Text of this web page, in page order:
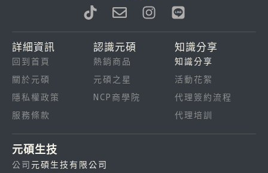
T
i
k
t
o
k
E
n
v
e
l
o
p
I
n
s
L
i
n
e
詳細資訊
回到首頁
關於元碩
隱私權政策
服務條款
認識元碩
熱銷商品
元碩之星
NCP商學院
知識分享
知識分享
活動花絮
代理簽約流程
代理培訓
元碩生技
公司 元碩生技有限公司